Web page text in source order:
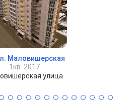
Маловишерская
1кв. 2017
улица